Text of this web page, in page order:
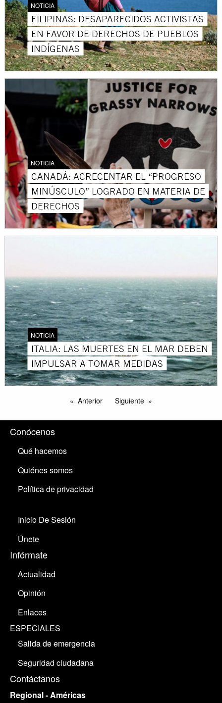
NOTICIA
FILIPINAS: DESAPARECIDOS ACTIVISTAS
EN FAVOR DE DERECHOS DE PUEBLOS
INDÍGENAS
NOTICIA
CANADÁ: ACRECENTAR EL “PROGRESO
MINÚSCULO” LOGRADO EN MATERIA DE
DERECHOS
NOTICIA
ITALIA: LAS MUERTES EN EL MAR DEBEN
IMPULSAR A TOMAR MEDIDAS
Anterior Siguiente
Conócenos
Qué hacemos
Quiénes somos
Política de privacidad
Inicio De Sesión
Únete
Infórmate
Actualidad
Opinión
Enlaces
ESPECIALES
Salida de emergencia
Seguridad ciudadana
Contáctanos
Regional - Américas